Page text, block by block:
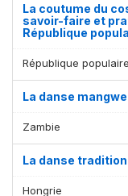
La coutume du
savoir-faire et
République
République
La danse
Zambie
La danse
Hongrie